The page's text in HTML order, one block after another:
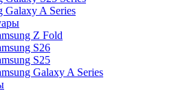
Galaxy A Series
Z Fold
S26
S25
Galaxy A Series